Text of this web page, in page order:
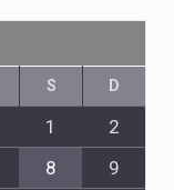
S D
1
2
8
9